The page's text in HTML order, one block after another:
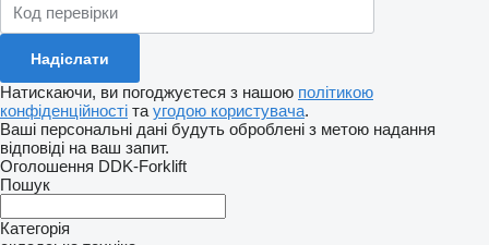
Натискаючи, ви погоджуєтеся з нашою політикою
конфіденційності та угодою користувача.
Ваші персональні дані будуть оброблені з метою надання
відповіді на ваш запит.
Оголошення DDK-Forklift
Пошук
Категорія